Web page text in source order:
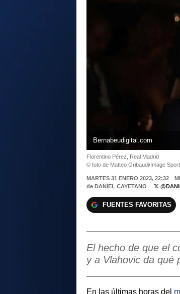
Bernabeudigital.com
Florentino Pérez, Real Madrid
© foto de Matteo Gribaudi/Image Sport
MARTES 31 ENERO 2023, 22:32
de DANIEL CAYETANO
FUENTES FAVORITAS
El hecho de que el
y a Vlahovic da qué
En las últimas horas del